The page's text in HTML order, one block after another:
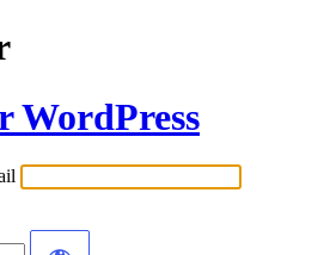
WordPress